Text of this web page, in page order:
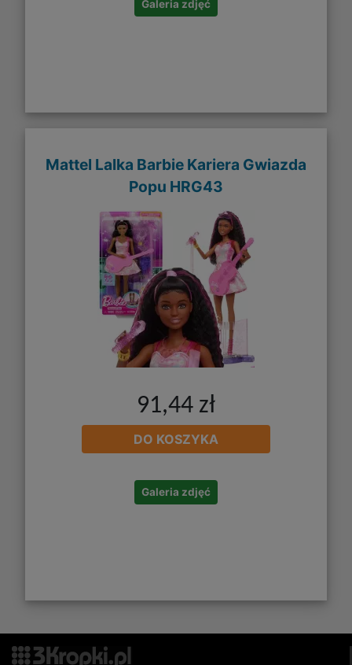
Galeria zdjęć
Mattel Lalka Barbie Kariera Gwiazda
Popu HRG43
91,44 zł
DO KOSZYKA
Galeria zdjęć